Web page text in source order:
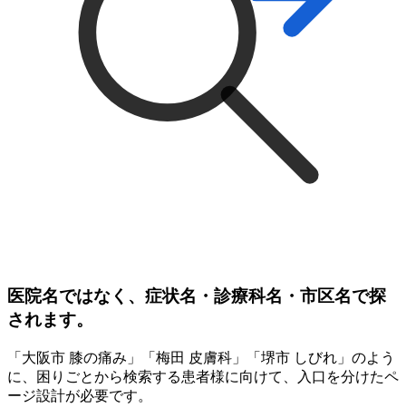
医院名ではなく、症状名・診療科名・市区名で探
されます。
「大阪市 膝の痛み」「梅田 皮膚科」「堺市 しびれ」のよう
に、困りごとから検索する患者様に向けて、入口を分けたペ
ージ設計が必要です。